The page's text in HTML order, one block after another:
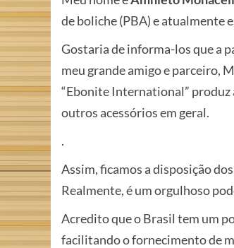
de boliche (PBA) e atualmente
Gostaria de informa-los que a
meu grande amigo e parceiro,
“Ebonite International” produz
outros acessórios em geral.
.
Assim, ficamos a disposição
Realmente, é um orgulhoso
Acredito que o Brasil tem um
facilitando o fornecimento de